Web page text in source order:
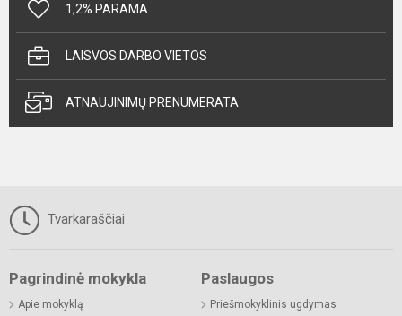
1,2% PARAMA
LAISVOS DARBO VIETOS
ATNAUJINIMŲ PRENUMERATA
Tvarkaraščiai
Pagrindinė mokykla
Apie mokyklą
Paslaugos
Priešmokyklinis ugdymas